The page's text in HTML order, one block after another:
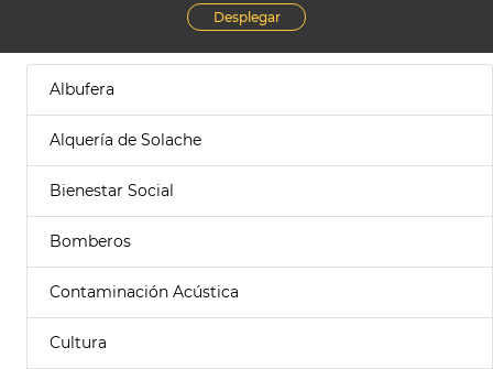
Desplegar
Albufera
Alquería de Solache
Bienestar Social
Bomberos
Contaminación Acústica
Cultura